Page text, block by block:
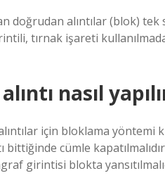
doğrudan alıntılar (blok) tek
tırnak işareti
nasıl
için bloklama yöntemi
bittiğinde cümle
girintisi blokta